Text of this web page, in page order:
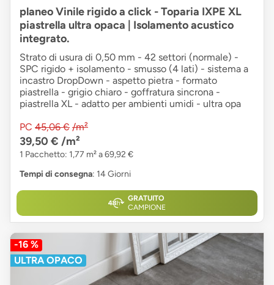
planeo Vinile rigido a click - Toparia IXPE XL
piastrella ultra opaca | Isolamento acustico
integrato.
Strato di usura di 0,50 mm - 42 settori (normale) -
SPC rigido + isolamento - smusso (4 lati) - sistema a
incastro DropDown - aspetto pietra - formato
piastrella - grigio chiaro - goffratura sincrona -
piastrella XL - adatto per ambienti umidi - ultra opa
PC 45,06 € /m²
39,50 € /m²
1 Pacchetto: 1,77 m² a 69,92 €
Tempi di consegna: 14 Giorni
GRATUITO
CAMPIONE
-16 %
ULTRA OPACO